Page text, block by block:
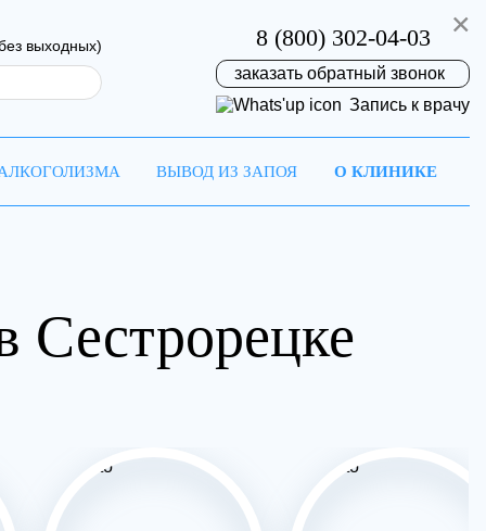
выходных) 8 (800) 302-04-03
заказать обратный звонок
Запись к врачу
ВЫВОД ИЗ ЗАПОЯ О КЛИНИКЕ
Сестрорецке
×